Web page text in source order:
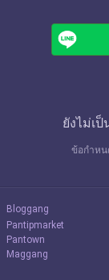
ยังไม่เ
ข้อกำหน
Bloggang
Pantipmarket
Pantown
Maggang